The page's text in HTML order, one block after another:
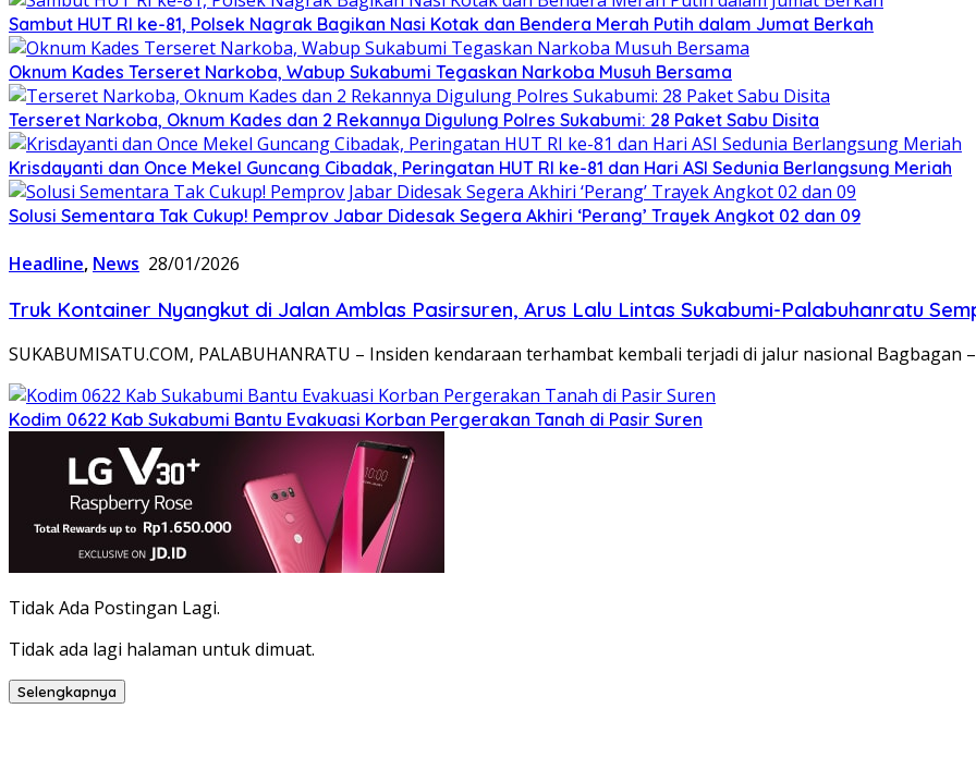
Sambut HUT RI ke-81, Polsek Nagrak Bagikan Nasi Kotak dan Bendera Merah Putih dalam Jumat Berkah
Oknum Kades Terseret Narkoba, Wabup Sukabumi Tegaskan Narkoba Musuh Bersama
Terseret Narkoba, Oknum Kades dan 2 Rekannya Digulung Polres Sukabumi: 28 Paket Sabu Disita
Krisdayanti dan Once Mekel Guncang Cibadak, Peringatan HUT RI ke-81 dan Hari ASI Sedunia Berlangsung Meriah
Solusi Sementara Tak Cukup! Pemprov Jabar Didesak Segera Akhiri ‘Perang’ Trayek Angkot 02 dan 09
Headline, News 28/01/2026
Truk Kontainer Nyangkut di Jalan Amblas Pasirsuren, Arus Lalu Lintas Sukabumi-Palabuhanratu
SUKABUMISATU.COM, PALABUHANRATU – Insiden kendaraan terhambat kembali terjadi di jalur nasional Bagbagan
Kodim 0622 Kab Sukabumi Bantu Evakuasi Korban Pergerakan Tanah di Pasir Suren
Tidak Ada Postingan Lagi.
Tidak ada lagi halaman untuk dimuat.
Selengkapnya